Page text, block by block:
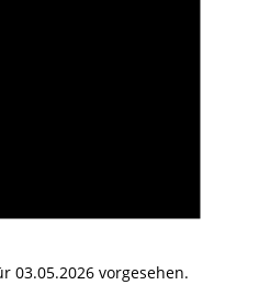
03.05.2026 vorgesehen.